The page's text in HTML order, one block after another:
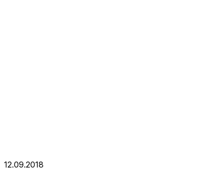
12.09.2018